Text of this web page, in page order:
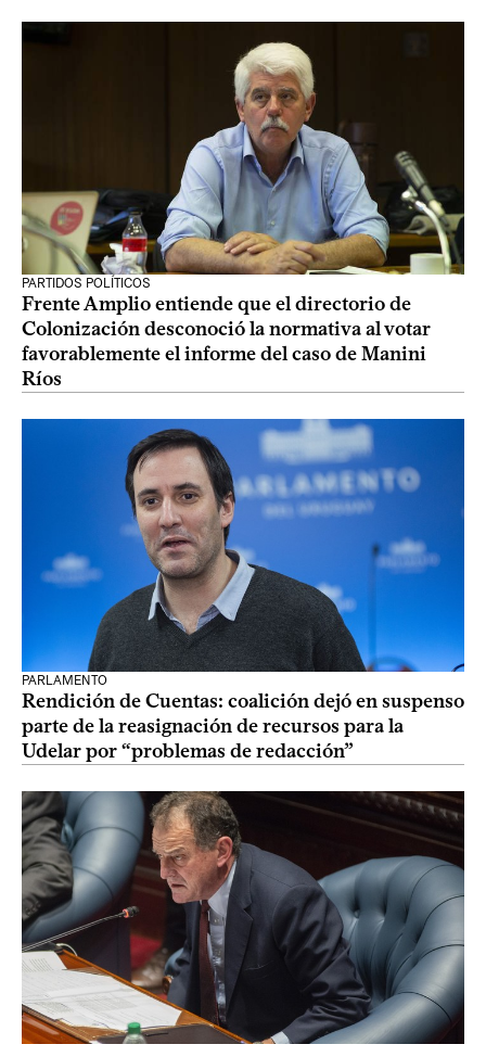
PARTIDOS POLÍTICOS
Frente Amplio entiende que el directorio de
Colonización desconoció la normativa al votar
favorablemente el informe del caso de Manini
Ríos
PARLAMENTO
Rendición de Cuentas: coalición dejó en suspenso
parte de la reasignación de recursos para la
Udelar por “problemas de redacción”